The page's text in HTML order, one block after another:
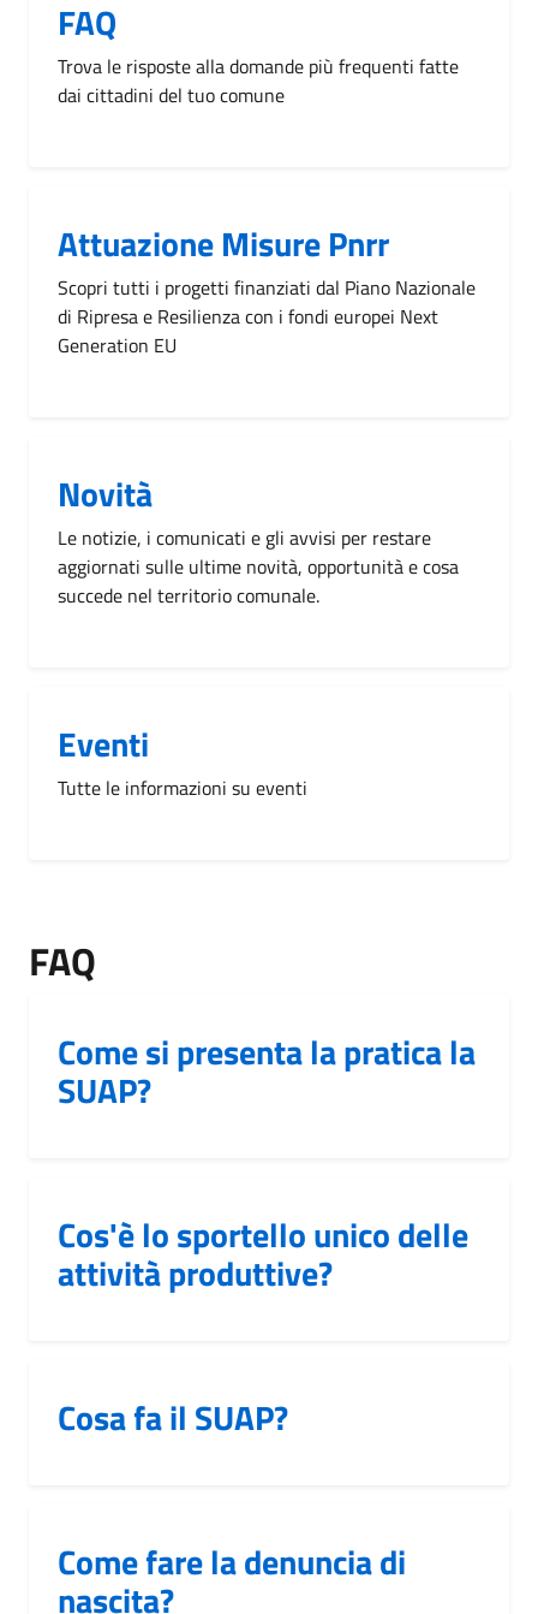
FAQ
Trova le risposte alla domande più frequenti fatte
dai cittadini del tuo comune
Attuazione Misure Pnrr
Scopri tutti i progetti finanziati dal Piano Nazionale
di Ripresa e Resilienza con i fondi europei Next
Generation EU
Novità
Le notizie, i comunicati e gli avvisi per restare
aggiornati sulle ultime novità, opportunità e cosa
succede nel territorio comunale.
Eventi
Tutte le informazioni su eventi
FAQ
Come si presenta la pratica la
SUAP?
Cos'è lo sportello unico delle
attività produttive?
Cosa fa il SUAP?
Come fare la denuncia di
nascita?